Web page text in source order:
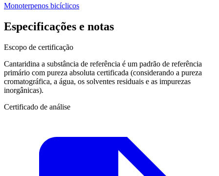
Monoterpenos bicíclicos
Especificações e notas
Escopo de certificação
Cantaridina a substância de referência é um padrão de referência
primário com pureza absoluta certificada (considerando a pureza
cromatográfica, a água, os solventes residuais e as impurezas
inorgânicas).
Certificado de análise